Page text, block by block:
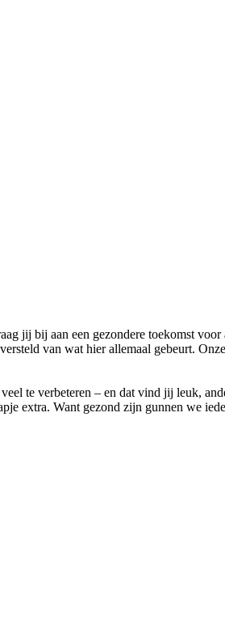
jij bij aan een gezondere toekomst
van wat hier allemaal gebeurt.
te verbeteren – en dat vind jij leuk,
extra. Want gezond zijn gunnen we